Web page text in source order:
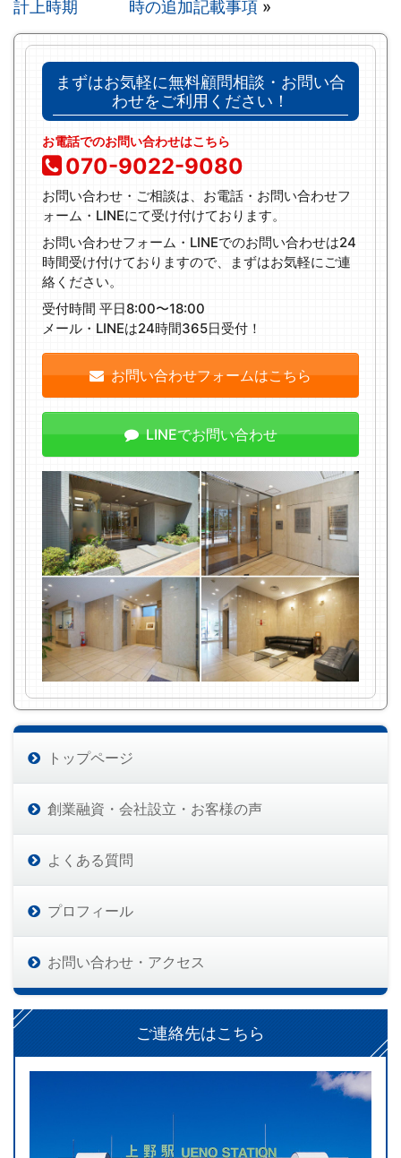
計上時期 時の追加記載事項 »
まずはお気軽に無料顧問相談・お問い合
わせをご利用ください！
お電話でのお問い合わせはこちら
070-9022-9080
お問い合わせ・ご相談は、お電話・お問い合わせフ
ォーム・LINEにて受け付けております。
お問い合わせフォーム・LINEでのお問い合わせは24
時間受け付けておりますので、まずはお気軽にご連
絡ください。
受付時間 平日8:00〜18:00
メール・LINEは24時間365日受付！
お問い合わせフォームはこちら
LINEでお問い合わせ
トップページ
創業融資・会社設立・お客様の声
よくある質問
プロフィール
お問い合わせ・アクセス
ご連絡先はこちら